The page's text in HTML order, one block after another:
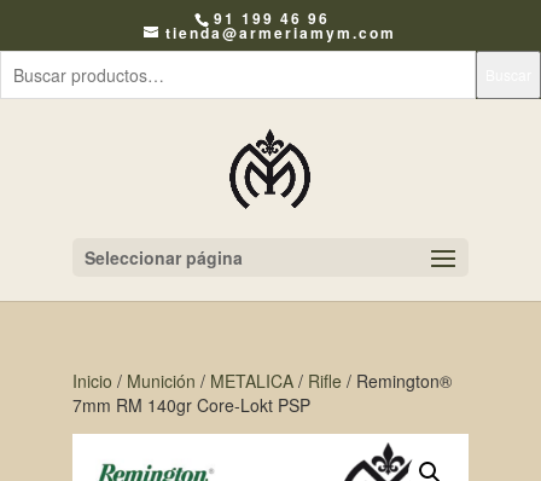
91 199 46 96
tienda@armeriamym.com
Seleccionar página
Inicio / Munición / METALICA/ Rifle / Remington®
7mm RM 140gr Core-Lokt PSP